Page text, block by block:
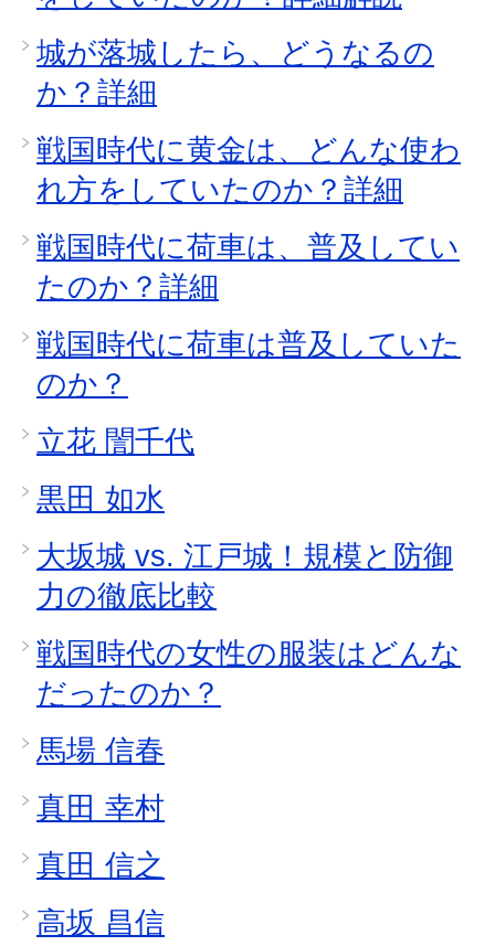
城が落城したら、どうなるの
か？詳細
戦国時代に黄金は、どんな使わ
れ方をしていたのか？詳細
戦国時代に荷車は、普及してい
たのか？詳細
戦国時代に荷車は普及していた
のか？
立花 誾千代
黒田 如水
大坂城 vs. 江戸城！規模と防御
力の徹底比較
戦国時代の女性の服装はどんな
だったのか？
馬場 信春
真田 幸村
真田 信之
高坂 昌信